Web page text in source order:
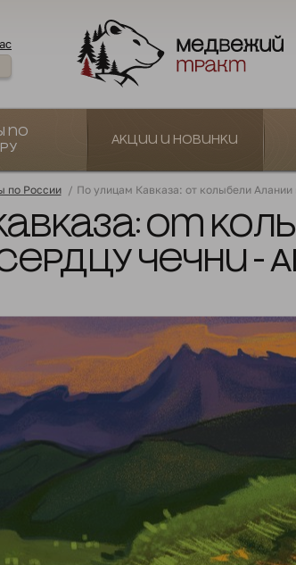
по
Акции и новинки
по России / По улицам Кавказа: от колыбели
от
Чечни -